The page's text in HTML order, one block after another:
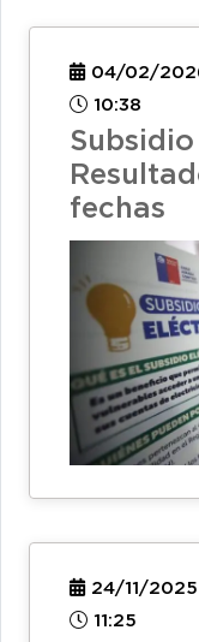
04/02/
10:38
fechas
24/11/2025
11:25